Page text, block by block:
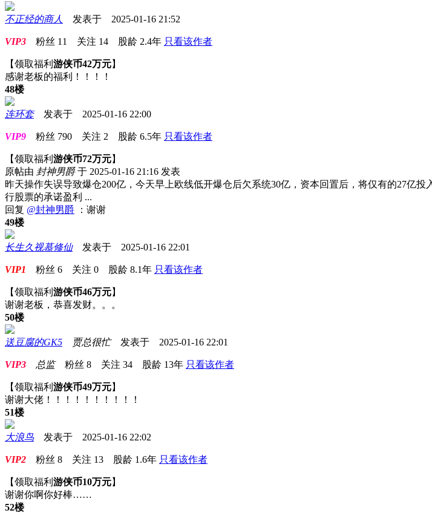
不正经的商人 发表于 2025-01-16 21:52
VIP3 粉丝 11 关注 14 股龄 2.4年 只看该作者
【领取福利 游侠币42万元】
感谢老板的福利！！！！
48楼
连环套发表于 2025-01-16 22:00
VIP9 粉丝 790 关注 2 股龄 6.5年 只看该作者
【领取福利 游侠币72万元】
原帖由 封神男爵于 2025-01-16 21:16 发表
昨天操作失误导致爆仓200亿，今天早上欧线低开爆仓后欠系统30亿，资本回置后，将仅有的27亿
行股票的承诺盈利 ...
回复 @封神男爵 ：谢谢
49楼
长生久视慕修仙发表于 2025-01-16 22:01
VIP1 粉丝 6 关注 0 股龄 8.1年 只看该作者
【领取福利 游侠币46万元】
谢谢老板，恭喜发财。。。
50楼
送豆腐的GK5 贾总很忙发表于 2025-01-16 22:01
VIP3 总监粉丝 8 关注 34 股龄 13年 只看该作者
【领取福利 游侠币49万元】
谢谢大佬！！！！！！！！！！
51楼
大浪鸟发表于 2025-01-16 22:02
VIP2 粉丝 8 关注 13 股龄 1.6年 只看该作者
【领取福利 游侠币10万元】
谢谢你啊你好棒……
52楼